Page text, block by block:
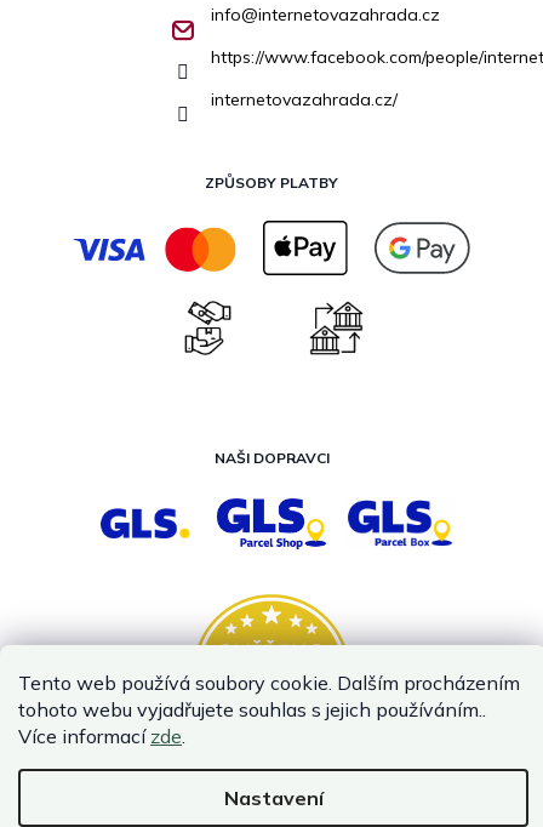
Tento web používá soubory cookie. Dalším procházením
tohoto webu vyjadřujete souhlas s jejich používáním..
Více informací zde.
Nastavení
info@internetovazahrada.cz
https://www.facebook.com/people/
internetovazahrada.cz/
ZPŮSOBY PLATBY
NAŠI DOPRAVCI